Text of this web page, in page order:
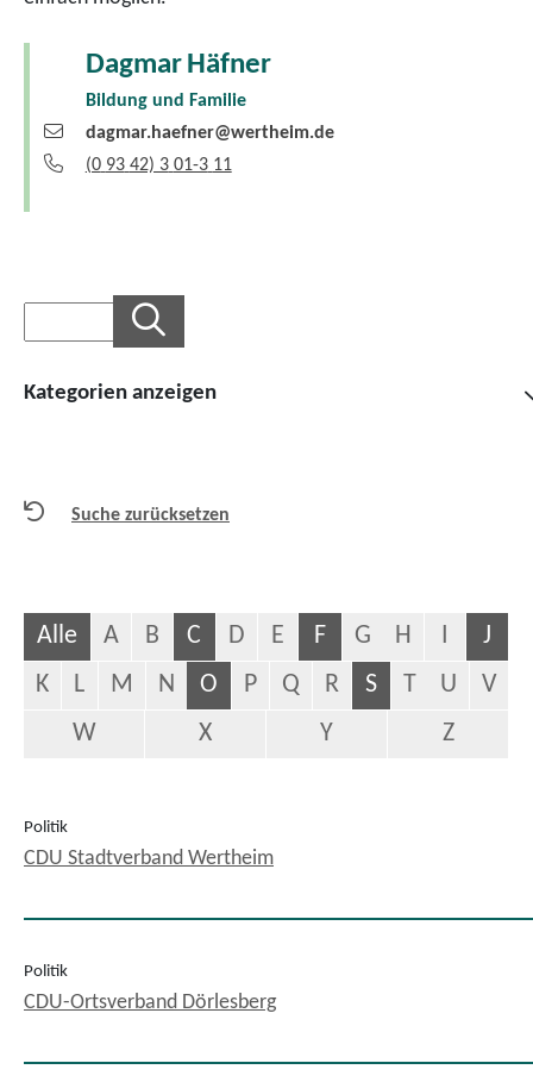
Dagmar Häfner
Bildung und Familie
dagmar.haefner@wertheim.de
(0 93 42) 3 01-3 11
Kategorien anzeigen
Suche zurücksetzen
Alle A B C D E F G H
J
K
L M N O P Q R S T U
V
W
X Y Z
Politik
CDU Stadtverband Wertheim
Politik
CDU-Ortsverband Dörlesberg